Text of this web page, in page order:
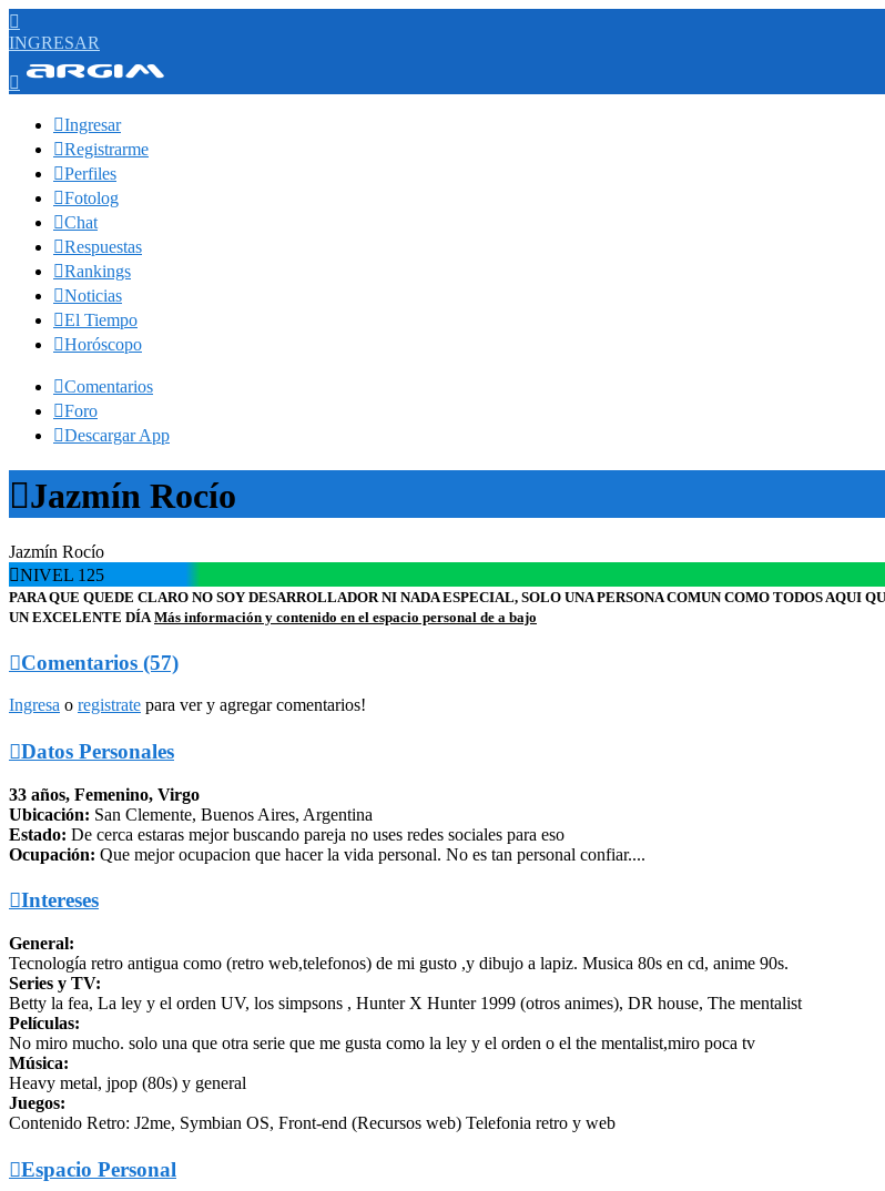

INGRESAR

Ingresar
Registrarme
Perfiles
Fotolog
Chat
Respuestas
Rankings
Noticias
El Tiempo
Horóscopo
Comentarios
Foro
Descargar App
Jazmín Rocío
Jazmín Rocío
NIVEL 125
PARA QUE QUEDE CLARO NO SOY DESARROLLADOR NI NADA ESPECIAL, SOLO UNA PERSONA COMUN COMO TODOS AQUI
UN EXCELENTE DÍA Más información y contenido en el espacio personal de a bajo
Comentarios (57)
Ingresa o registrate para ver y agregar comentarios!
Datos Personales
33 años, Femenino, Virgo
Ubicación: San Clemente, Buenos Aires, Argentina
Estado: De cerca estaras mejor buscando pareja no uses redes sociales para eso
Ocupación: Que mejor ocupacion que hacer la vida personal. No es tan personal confiar....
Intereses
General:
Tecnología retro antigua como (retro web,telefonos) de mi gusto ,y dibujo a lapiz. Musica 80s en cd, anime 90s.
Series y TV:
Betty la fea, La ley y el orden UV, los simpsons , Hunter X Hunter 1999 (otros animes), DR house, The mentalist
Películas:
No miro mucho. solo una que otra serie que me gusta como la ley y el orden o el the mentalist,miro poca tv
Música:
Heavy metal, jpop (80s) y general
Juegos:
Contenido Retro: J2me, Symbian OS, Front-end (Recursos web) Telefonia retro y web
Espacio Personal